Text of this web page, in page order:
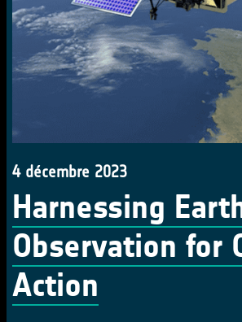
4 décembre 2023
Harnessing
Observation for
Action